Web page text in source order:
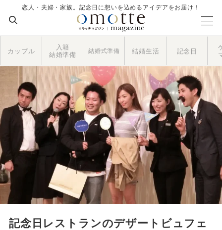
恋人・夫婦・家族。記念日に想いを込めるアイデアをお届け！
カップル
入籍
結婚準備
結婚式準備 結婚生活 記念日
記念日レストランのデザートビュフェ